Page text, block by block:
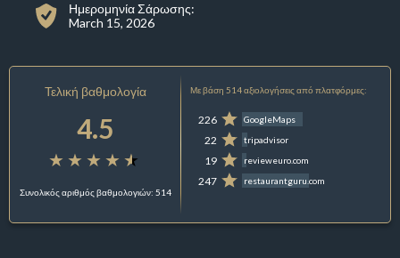
Ημερομηνία Σάρωσης:
March 15, 2026
Τελική βαθμολογία
4.5
Συνολικός αριθμός βαθμολογιών: 514
Με βάση 514 αξιολογήσεις από πλατφόρμες:
226 GoogleMaps
22 tripadvisor
19 revieweuro.com
247 restaurantguru.com